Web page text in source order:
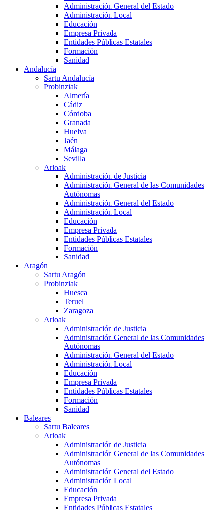
Administración General del Estado
Administración Local
Educación
Empresa Privada
Entidades Públicas Estatales
Formación
Sanidad
Andalucía
Sartu Andalucía
Probinziak
Almería
Cádiz
Córdoba
Granada
Huelva
Jaén
Málaga
Sevilla
Arloak
Administración de Justicia
Administración General de las Comunidades
Autónomas
Administración General del Estado
Administración Local
Educación
Empresa Privada
Entidades Públicas Estatales
Formación
Sanidad
Aragón
Sartu Aragón
Probinziak
Huesca
Teruel
Zaragoza
Arloak
Administración de Justicia
Administración General de las Comunidades
Autónomas
Administración General del Estado
Administración Local
Educación
Empresa Privada
Entidades Públicas Estatales
Formación
Sanidad
Baleares
Sartu Baleares
Arloak
Administración de Justicia
Administración General de las Comunidades
Autónomas
Administración General del Estado
Administración Local
Educación
Empresa Privada
Entidades Públicas Estatales